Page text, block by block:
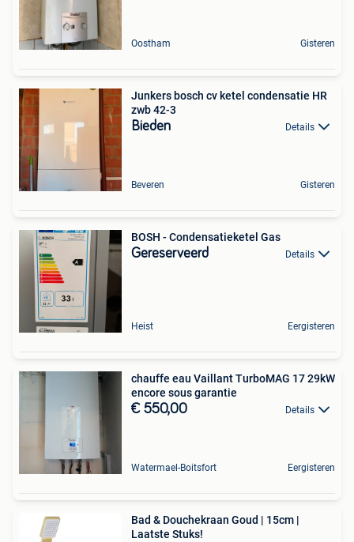
Oostham Gisteren
Junkers bosch cv ketel condensatie HR
zwb 42-3
Bieden Details
Beveren Gisteren
BOSH - Condensatieketel Gas
Gereserveerd Details
Heist Eergisteren
chauffe eau Vaillant TurboMAG 17 29kW
encore sous garantie
€ 550,00 Details
Watermael-Boitsfort Eergisteren
Bad & Douchekraan Goud | 15cm |
Laatste Stuks!